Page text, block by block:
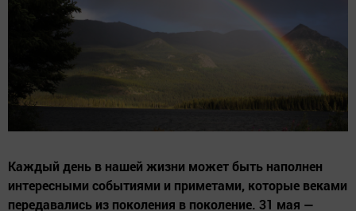
Каждый день в нашей жизни может быть наполнен
интересными событиями и приметами, которые веками
передавались из поколения в поколение. 31 мая —